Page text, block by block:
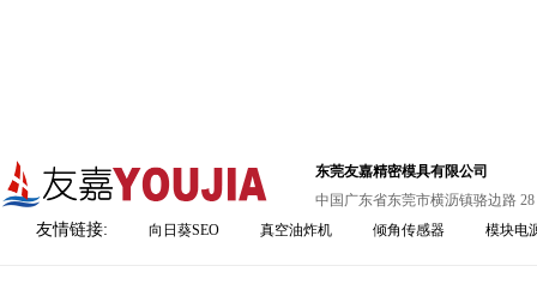
东莞友嘉精密模具有限公司
中国广东省东莞市横沥镇骆边路 28
友情链接: 向日葵SEO 真空油炸机 倾角传感器 模块电